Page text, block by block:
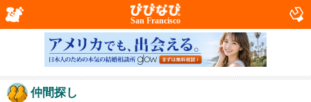
San Francisco
仲間探し